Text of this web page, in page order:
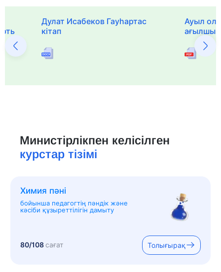
Дулат Исабеков Гауһартас
кітап
Ауыл
ағылшын
Министірлікпен келісілген
курстар тізімі
Химия пәні
бойынша педагогтің пәндік және
кәсіби құзыреттілігін дамыту
80/108сағат Толығырақ